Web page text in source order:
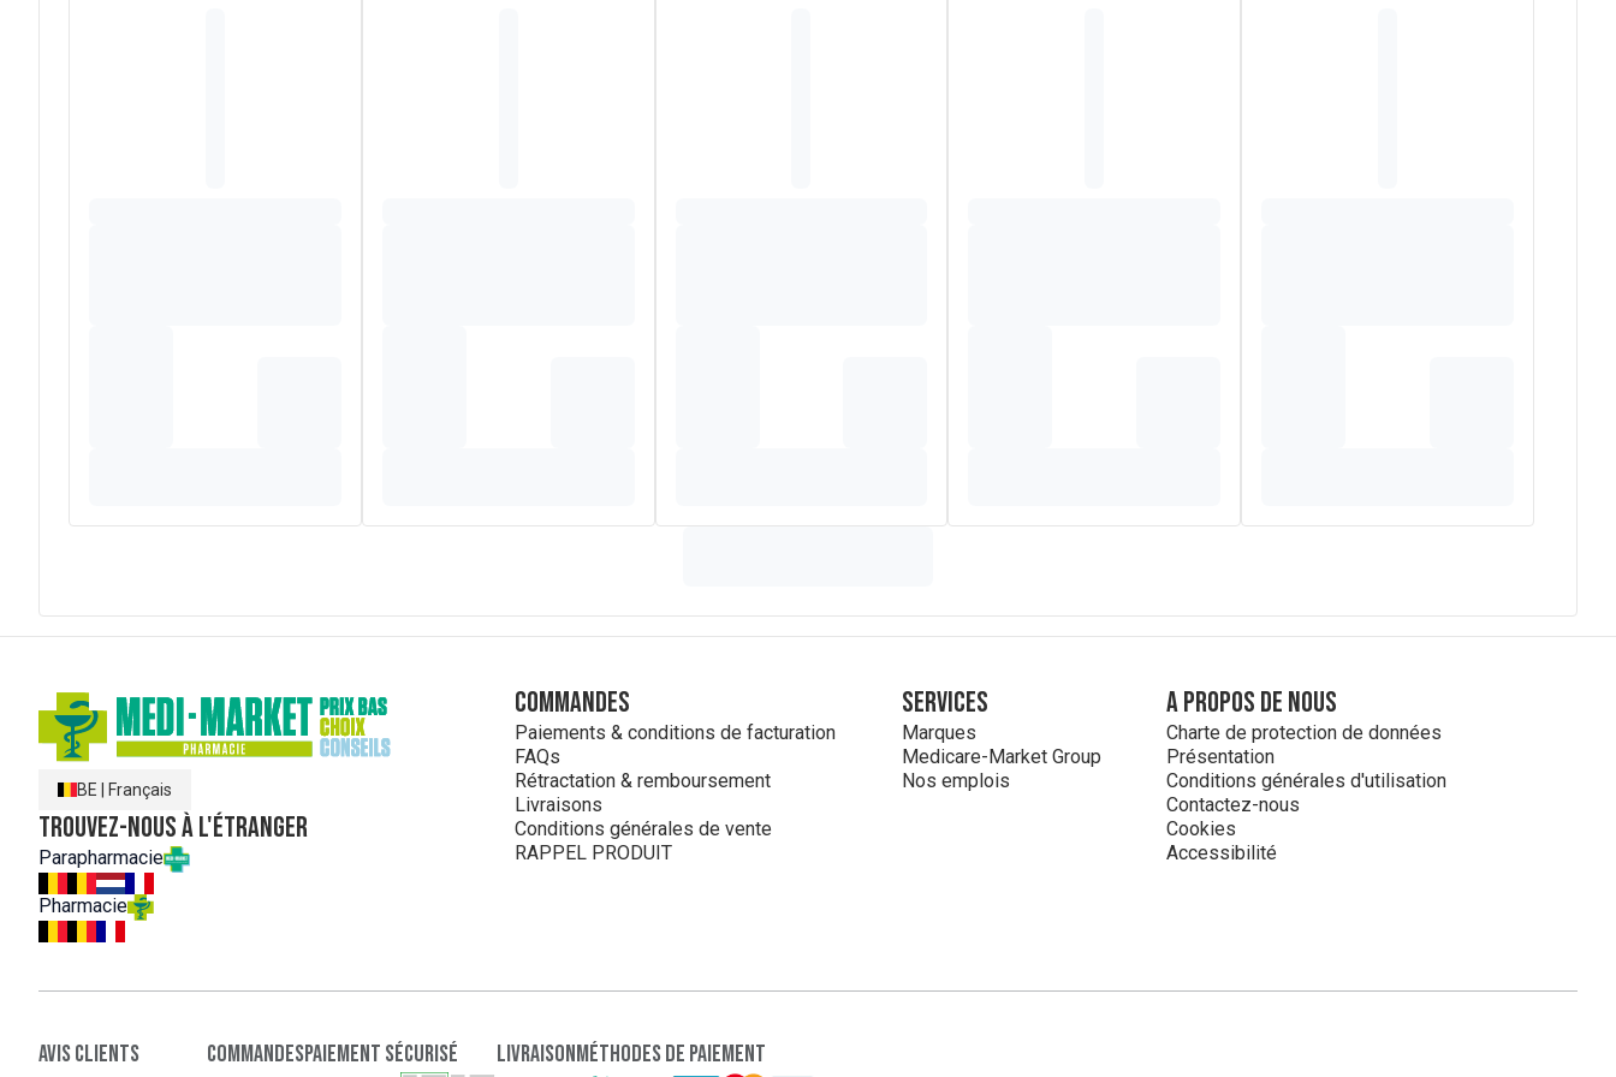
BE Français
Trouvez-nous à l'étranger
Parapharmacie
Pharmacie
Commandes
Paiements & conditions de facturation
FAQs
Rétractation & remboursement
Livraisons
Conditions générales de vente
RAPPEL PRODUIT
Services
Marques
Medicare-Market Group
Nos emplois
A propos de nous
Charte de protection de données
Présentation
Conditions générales d'utilisation
Contactez-nous
Cookies
Accessibilité
Avis clients Commandespaiement sécurisé LivraisonMéthodes de paiement